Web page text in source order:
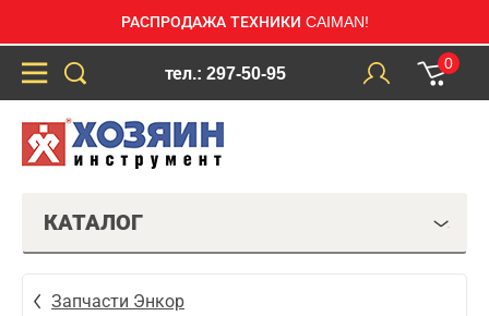
РАСПРОДАЖА ТЕХНИКИ CAIMAN!
тел.: 297-50-95
0
КАТАЛОГ
Запчасти Энкор